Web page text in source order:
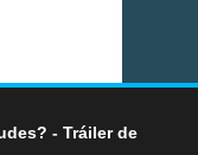
- Tráiler de